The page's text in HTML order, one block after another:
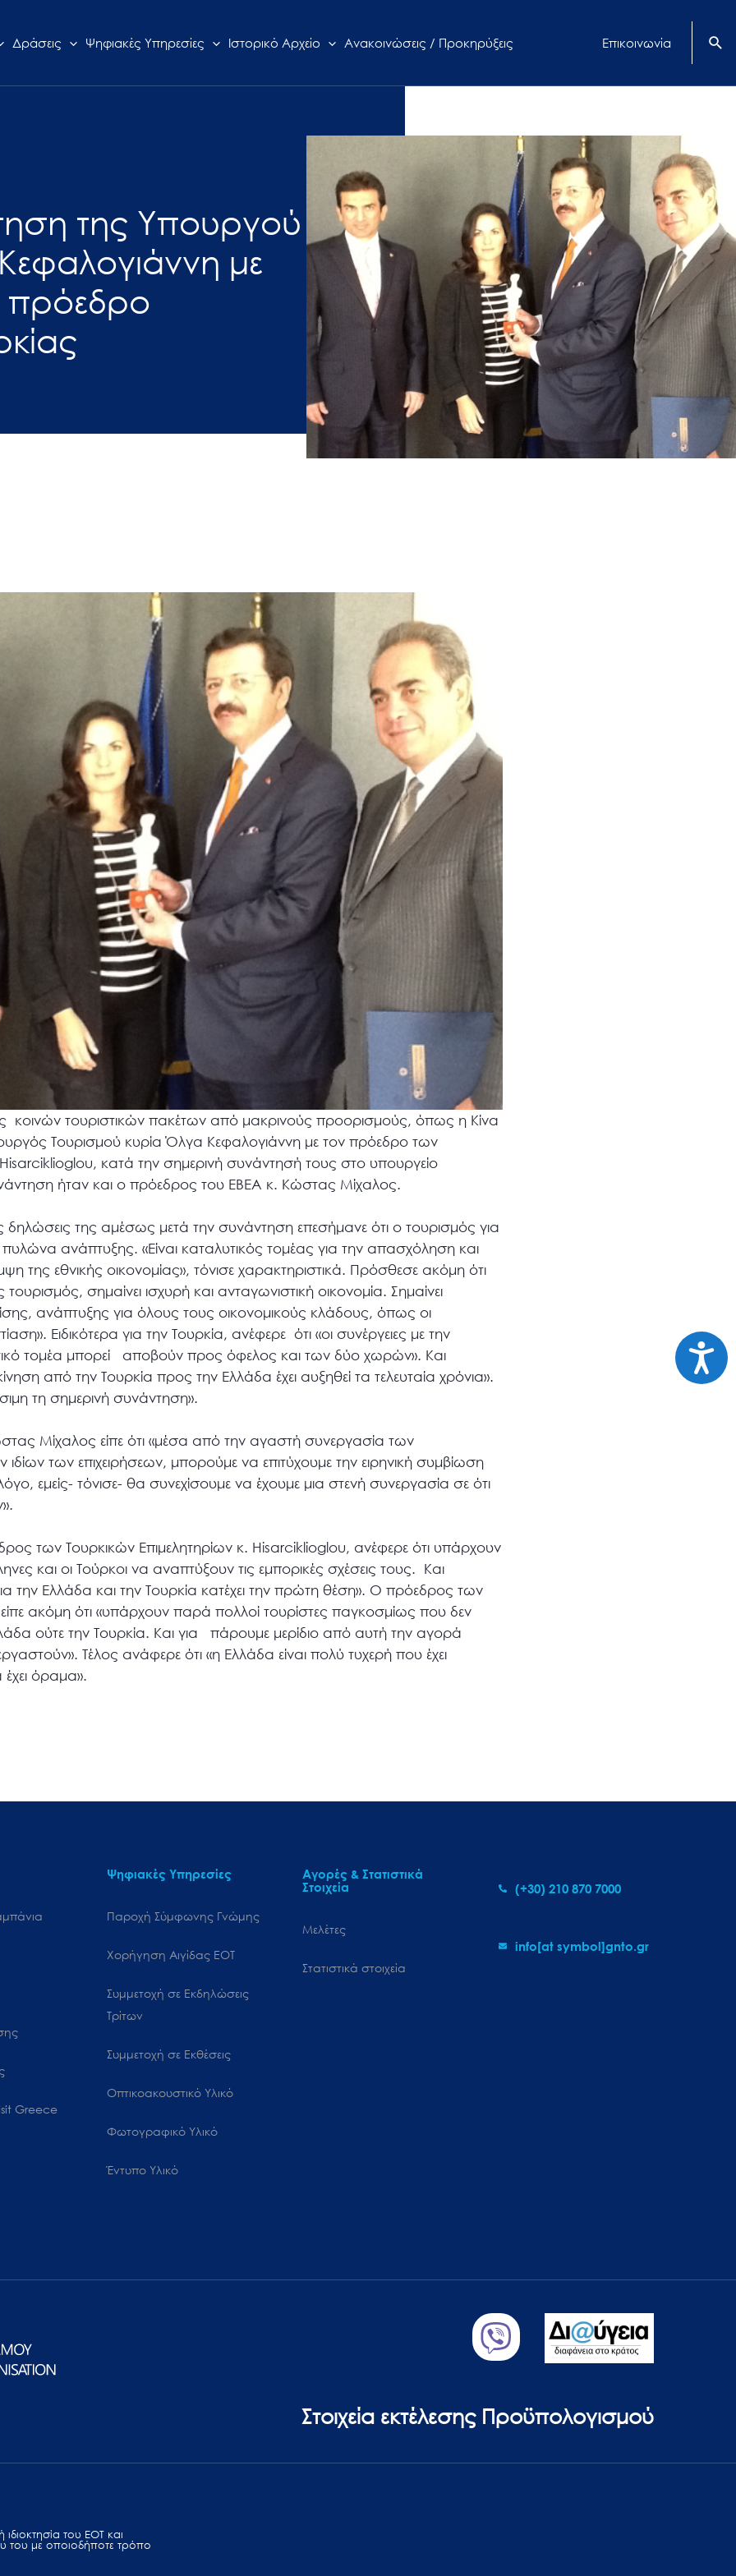
Δράσεις Ψηφιακές Υπηρεσίες Ιστορικό Αρχείο Ανακοινώσεις / Προκηρύξεις Επικοινωνία
της Υπουργού
με
πρόεδρο
κοινών τουριστικών πακέτων από μακρινούς προορισμούς, όπως η Κίνα
Τουρισμού κυρία Όλγα Κεφαλογιάννη με τον πρόεδρο των
κατά την σημερινή συνάντησή τους στο υπουργείο
ήταν και ο πρόεδρος του ΕΒΕΑ κ. Κώστας Μίχαλος.
της αμέσως μετά την συνάντηση επεσήμανε ότι ο τουρισμός για
ανάπτυξης. «Είναι καταλυτικός τομέας για την απασχόληση και
της εθνικής οικονομίας», τόνισε χαρακτηριστικά. Πρόσθεσε ακόμη ότι
σημαίνει ισχυρή και ανταγωνιστική οικονομία. Σημαίνει
ανάπτυξης για όλους τους οικονομικούς κλάδους, όπως οι
Ειδικότερα για την Τουρκία, ανέφερε ότι «οι συνέργειες με την
τομέα μπορεί αποβούν προς όφελος και των δύο χωρών». Και
από την Τουρκία προς την Ελλάδα έχει αυξηθεί τα τελευταία χρόνια».
τη σημερινή συνάντηση».
Μίχαλος είπε ότι «μέσα από την αγαστή συνεργασία των
ιδίων των επιχειρήσεων, μπορούμε να επιτύχουμε την ειρηνική συμβίωση
εμείς- τόνισε- θα συνεχίσουμε να έχουμε μια στενή συνεργασία σε ότι
των Τουρκικών Επιμελητηρίων κ. Hisarciklioglou, ανέφερε ότι υπάρχουν
και οι Τούρκοι να αναπτύξουν τις εμπορικές σχέσεις τους. Και
την Ελλάδα και την Τουρκία κατέχει την πρώτη θέση». Ο πρόεδρος των
είπε ακόμη ότι «υπάρχουν παρά πολλοί τουρίστες παγκοσμίως που δεν
ούτε την Τουρκία. Και για πάρουμε μερίδιο από αυτή την αγορά
Τέλος ανάφερε ότι «η Ελλάδα είναι πολύ τυχερή που έχει
όραμα».
Greece
Ψηφιακές Υπηρεσίες
Παροχή Σύμφωνης Γνώμης
Χορήγηση Αιγίδας ΕΟΤ
Συμμετοχή σε Εκδηλώσεις
Τρίτων
Συμμετοχή σε Εκθέσεις
Οπτικοακουστικό Υλικό
Φωτογραφικό Υλικό
Έντυπο Υλικό
Αγορές & Στατιστικά
Στοιχεία
Μελέτες
Στατιστικά στοιχεία
(+30) 210 870 7000
info[at symbol]gnto.gr
Στοιχεία εκτέλεσης Προϋπολογισμού
του ΕΟΤ και
του με οποιοδήποτε τρόπο